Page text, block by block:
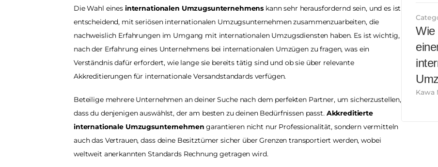
Die Wahl eines internationalen Umzugsunternehmens kann sehr herausfordernd sein, und es ist
entscheidend, mit seriösen internationalen Umzugsunternehmen zusammenzuarbeiten, die
nachweislich Erfahrungen im Umgang mit internationalen Umzugsdiensten haben. Es ist wichtig,
nach der Erfahrung eines Unternehmens bei internationalen Umzügen zu fragen, was ein
Verständnis dafür erfordert, wie lange sie bereits tätig sind und ob sie über relevante
Akkreditierungen für internationale Versandstandards verfügen.
Beteilige mehrere Unternehmen an deiner Suche nach dem perfekten Partner, um sicherzustellen,
dass du denjenigen auswählst, der am besten zu deinen Bedürfnissen passt. Akkreditierte
internationale Umzugsunternehmen garantieren nicht nur Professionalität, sondern vermitteln
auch das Vertrauen, dass deine Besitztümer sicher über Grenzen transportiert werden, wobei
weltweit anerkannten Standards Rechnung getragen wird.
Wie
Kawa